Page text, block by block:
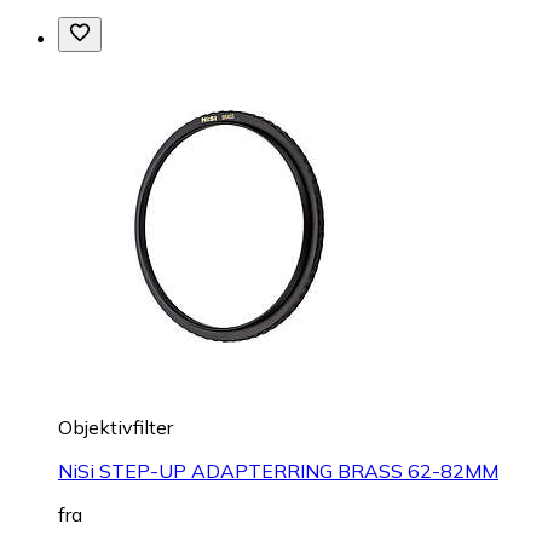
Objektivfilter
NiSi STEP-UP ADAPTERRING BRASS 62-82MM
fra